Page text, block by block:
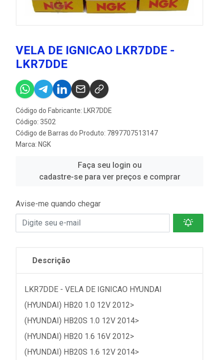
VELA DE IGNICAO LKR7DDE -
LKR7DDE
Código do Fabricante: LKR7DDE
Código: 3502
Código de Barras do Produto: 7897707513147
Marca: NGK
Faça seu login ou
cadastre-se para ver preços e comprar
Avise-me quando chegar
Descrição
LKR7DDE - VELA DE IGNICAO HYUNDAI
(HYUNDAI) HB20 1.0 12V 2012>
(HYUNDAI) HB20S 1.0 12V 2014>
(HYUNDAI) HB20 1.6 16V 2012>
(HYUNDAI) HB20S 1.6 12V 2014>